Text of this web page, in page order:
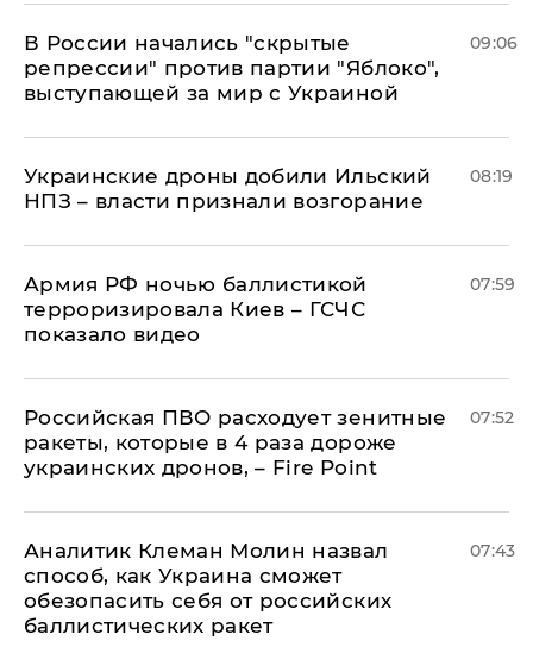
В России начались "скрытые
репрессии" против партии "Яблоко",
выступающей за мир с Украиной
09:06
Украинские дроны добили Ильский
НПЗ – власти признали возгорание
08:19
Армия РФ ночью баллистикой
терроризировала Киев – ГСЧС
показало видео
07:59
Российская ПВО расходует зенитные
ракеты, которые в 4 раза дороже
украинских дронов, – Fire Point
07:52
Аналитик Клеман Молин назвал
способ, как Украина сможет
обезопасить себя от российских
баллистических ракет
07:43